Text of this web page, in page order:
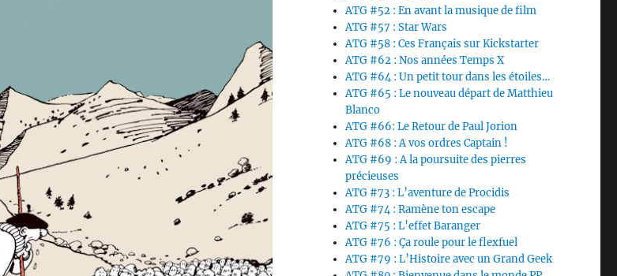
ATG #52 : En avant la musique de film
ATG #57 : Star Wars
ATG #58 : Ces Français sur Kickstarter
ATG #62 : Nos années Temps X
ATG #64 : Un petit tour dans les étoiles…
ATG #65 : Le nouveau départ de Matthieu
Blanco
ATG #66: Le Retour de Paul Jorion
ATG #68 : A vos ordres Captain !
ATG #69 : A la poursuite des pierres
précieuses
ATG #73 : L’aventure de Procidis
ATG #74 : Ramène ton escape
ATG #75 : L’effet Baranger
ATG #76 : Ça roule pour le flexfuel
ATG #79 : L’Histoire avec un Grand Geek